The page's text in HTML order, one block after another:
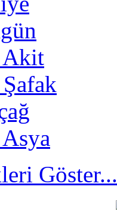
Akit
Göster...